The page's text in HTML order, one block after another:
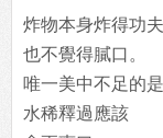
炸物本身炸得功
也不覺得膩口。
唯一美中不足的
水稀釋過應該